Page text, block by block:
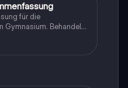
für die
Gymnasium. Behandelt
quadratische und
und
auf Prüfungen
Konzepte.